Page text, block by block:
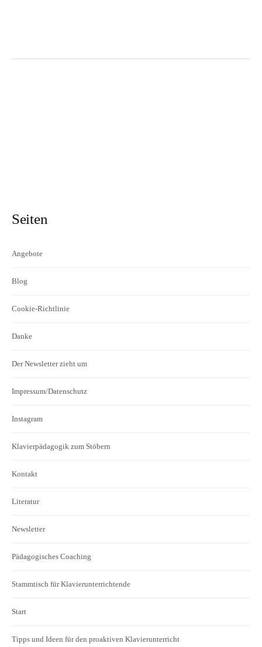
Seiten
Angebote
Blog
Cookie-Richtlinie
Danke
Der Newsletter zieht um
Impressum/Datenschutz
Instagram
Klavierpädagogik zum Stöbern
Kontakt
Literatur
Newsletter
Pädagogisches Coaching
Stammtisch für Klavierunterrichtende
Start
Tipps und Ideen für den proaktiven Klavierunterricht